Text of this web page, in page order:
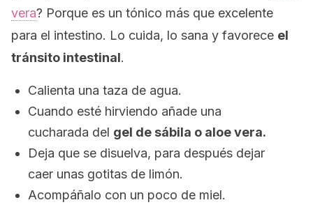
vera? Porque es un tónico más que excelente
para el intestino. Lo cuida, lo sana y favorece el
tránsito intestinal.
Calienta una taza de agua.
Cuando esté hirviendo añade una
cucharada del gel de sábila o aloe vera.
Deja que se disuelva, para después dejar
caer unas gotitas de limón.
Acompáñalo con un poco de miel.